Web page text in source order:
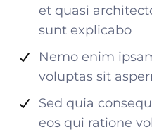
et quasi
sunt explicabo
Nemo enim
voluptas sit
Sed quia
eos qui ratione